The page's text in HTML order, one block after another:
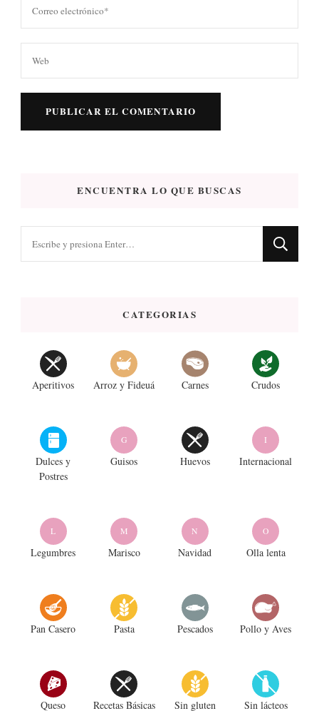
ENCUENTRA LO QUE BUSCAS
CATEGORIAS
Aperitivos Arroz y Fideuá Carnes Crudos
Dulces y
Postres
G
Guisos Huevos
I
Internacional
L
Legumbres
M
Marisco
N
Navidad
O
Olla lenta
Pan Casero Pasta Pescados Pollo y Aves
Queso Recetas Básicas Sin gluten Sin lácteos